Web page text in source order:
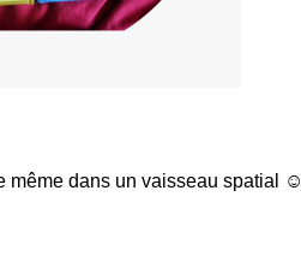
même dans un vaisseau spatial ☺